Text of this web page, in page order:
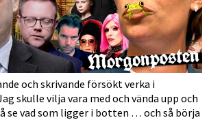
och skrivande försökt verka i
skulle vilja vara med och vända upp och
se vad som ligger i botten … och så börja